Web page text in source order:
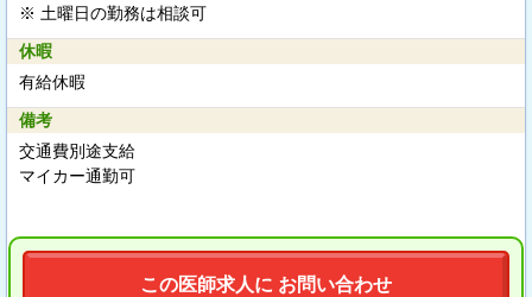
※ 土曜日の勤務は相談可
休暇
有給休暇
備考
交通費別途支給
マイカー通勤可
この医師求人に お問い合わせ